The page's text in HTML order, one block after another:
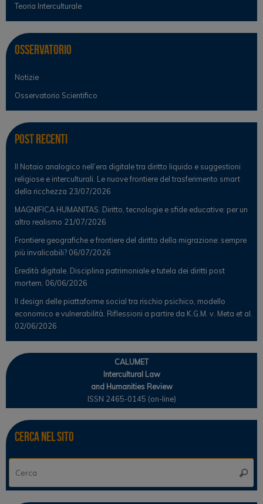
Teoria Interculturale
Osservatorio
Notizie
Osservatorio Scientifico
Post Recenti
Il Notaio analogico nell’era digitale tra diritto liquido e suggestioni
religiose e interculturali. Le nuove frontiere del trasferimento smart
della ricchezza 23/07/2026
MAGNIFICA HUMANITAS. Diritto, tecnologie e sfide educative: per un
altro realismo 21/07/2026
Frontiere geografiche e frontiere del diritto della migrazione: sempre
più invalicabili? 06/07/2026
Eredità digitale. Disciplina patrimoniale e tutela dei diritti post
mortem. 06/06/2026
Il design delle piattaforme social tra rischio psichico, modello
economico e vulnerabilità. Riflessioni a partire da K.G.M. v. Meta et al.
02/06/2026
CALUMET
Intercultural Law
and Humanities Review
ISSN 2465-0145 (on-line)
Cerca nel sito
Cerca